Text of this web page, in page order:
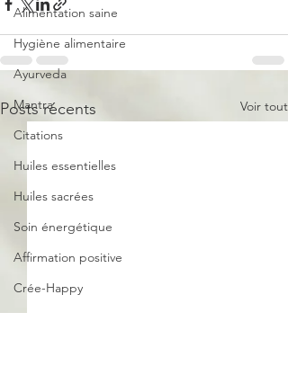
Alimentation saine
Hygiène alimentaire
Ayurveda
Mantra
Citations
Huiles essentielles
Huiles sacrées
Soin énergétique
Affirmation positive
Crée-Happy
Crée-Atelier
Posts récents Voir tout